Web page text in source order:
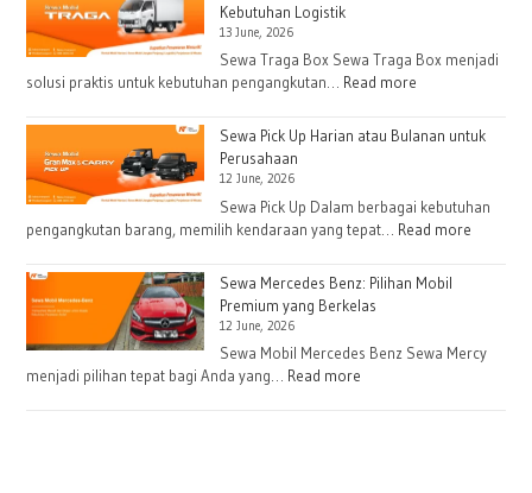
Kebutuhan
Operasional
Kebutuhan Logistik
13 June, 2026
Sewa Traga Box Sewa Traga Box menjadi
solusi praktis untuk kebutuhan pengangkutan… Read more
Traga
dan
Bulanan
Kebutuhan
Sewa Pick Up Harian atau Bulanan untuk
Perusahaan
12 June, 2026
Sewa Pick Up Dalam berbagai kebutuhan
pengangkutan barang, memilih kendaraan yang tepat… Read more
atau
Sewa Mercedes Benz: Pilihan Mobil
Premium yang Berkelas
12 June, 2026
Sewa Mobil Mercedes Benz Sewa Mercy
menjadi pilihan tepat bagi Anda yang… Read more